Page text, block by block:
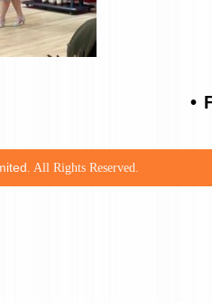
. All Rights Reserved.